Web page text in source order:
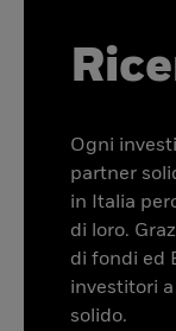
Ogni
partner
in Italia
di loro.
di fondi ed
investitori
solido.